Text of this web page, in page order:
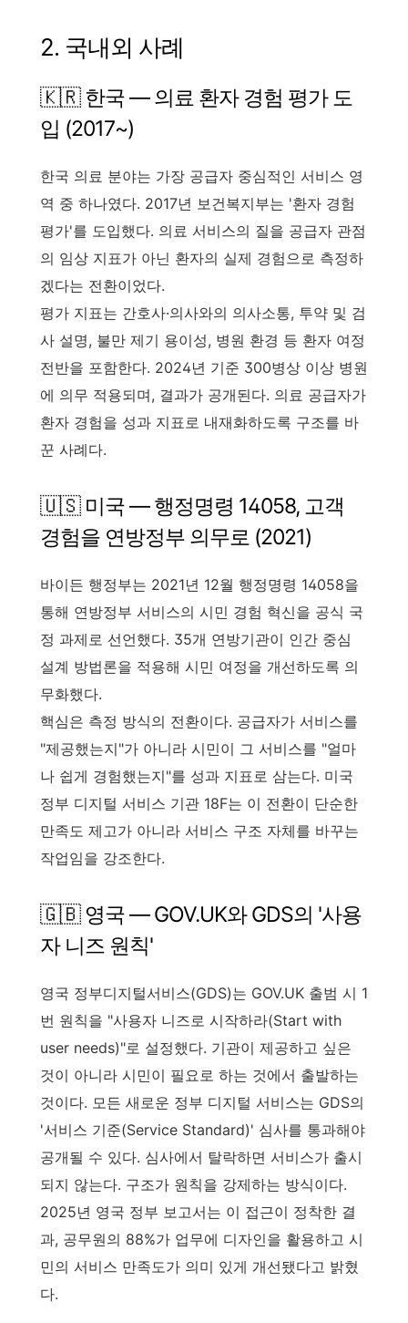
2. 국내외 사례
🇰🇷 한국 — 의료 환자 경험 평가 도
입 (2017~)
한국 의료 분야는 가장 공급자 중심적인 서비스 영
역 중 하나였다. 2017년 보건복지부는 '환자 경험
평가'를 도입했다. 의료 서비스의 질을 공급자 관점
의 임상 지표가 아닌 환자의 실제 경험으로 측정하
겠다는 전환이었다.
평가 지표는 간호사·의사와의 의사소통, 투약 및 검
사 설명, 불만 제기 용이성, 병원 환경 등 환자 여정
전반을 포함한다. 2024년 기준 300병상 이상 병원
에 의무 적용되며, 결과가 공개된다. 의료 공급자가
환자 경험을 성과 지표로 내재화하도록 구조를 바
꾼 사례다.
🇺🇸 미국 — 행정명령 14058, 고객
경험을 연방정부 의무로 (2021)
바이든 행정부는 2021년 12월 행정명령 14058을
통해 연방정부 서비스의 시민 경험 혁신을 공식 국
정 과제로 선언했다. 35개 연방기관이 인간 중심
설계 방법론을 적용해 시민 여정을 개선하도록 의
무화했다.
핵심은 측정 방식의 전환이다. 공급자가 서비스를
"제공했는지"가 아니라 시민이 그 서비스를 "얼마
나 쉽게 경험했는지"를 성과 지표로 삼는다. 미국
정부 디지털 서비스 기관 18F는 이 전환이 단순한
만족도 제고가 아니라 서비스 구조 자체를 바꾸는
작업임을 강조한다.
🇬🇧 영국 — GOV.UK와 GDS의 '사용
자 니즈 원칙'
영국 정부디지털서비스(GDS)는 GOV.UK 출범 시 1
번 원칙을 "사용자 니즈로 시작하라(Start with
user needs)"로 설정했다. 기관이 제공하고 싶은
것이 아니라 시민이 필요로 하는 것에서 출발하는
것이다. 모든 새로운 정부 디지털 서비스는 GDS의
'서비스 기준(Service Standard)' 심사를 통과해야
공개될 수 있다. 심사에서 탈락하면 서비스가 출시
되지 않는다. 구조가 원칙을 강제하는 방식이다.
2025년 영국 정부 보고서는 이 접근이 정착한 결
과, 공무원의 88%가 업무에 디자인을 활용하고 시
민의 서비스 만족도가 의미 있게 개선됐다고 밝혔
다.